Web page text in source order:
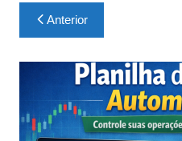
Navegação
de
Post
Anterior